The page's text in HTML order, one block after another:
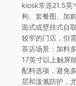
kiosk常选21.5英
构、套餐图、加
面式或壁挂式自
较窄的门店，但
茶店场景：加料
17英寸以上触屏
配料选项，避免
层和泼溅防护，